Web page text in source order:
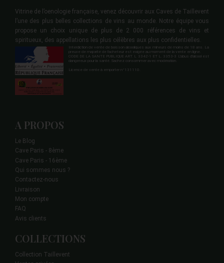
Vitrine de l’oenologie française, venez découvrir aux Caves de Taillevent
l’une des plus belles collections de vins au monde. Notre équipe vous
propose un choix unique de plus de 2 000 références de vins et
spiritueux, des appellations les plus célèbres aux plus confidentielles.
Interdiction de vente de boisson alcooliques aux mineurs de moins de 18 ans. La
preuve de majorité de l'acheteur est exigée au moment de la vente en ligne.
CODE DE LA SANTE PUBLIQUE ART. L 3342-1 ET L. 3353-3 L'abus d'alcool est
dangereux pour la santé. Sachez consommer avec modération.
Licence de vente à emporter n°131110.
A PROPOS
Le Blog
Cave Paris - 8ème
Cave Paris - 16ème
Qui sommes nous ?
Contactez-nous
Livraison
Mon compte
FAQ
Avis clients
COLLECTIONS
Collection Taillevent